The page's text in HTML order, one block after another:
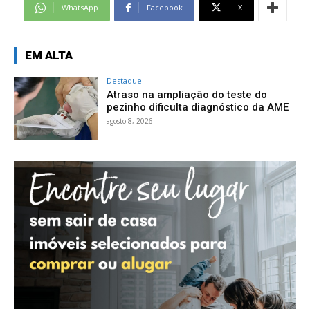
WhatsApp Facebook X
EM ALTA
Destaque
Atraso na ampliação do teste do
pezinho dificulta diagnóstico da AME
agosto 8, 2026